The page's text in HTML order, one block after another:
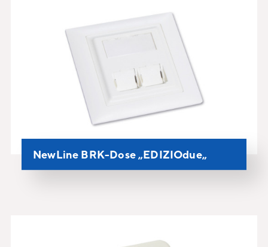
NewLine BRK-Dose „EDIZIOdue„